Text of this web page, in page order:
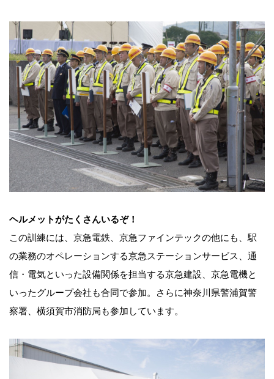
ヘルメットがたくさんいるぞ！
この訓練には、京急電鉄、京急ファインテックの他にも、駅
の業務のオペレーションする京急ステーションサービス、通
信・電気といった設備関係を担当する京急建設、京急電機と
いったグループ会社も合同で参加。さらに神奈川県警浦賀警
察署、横須賀市消防局も参加しています。